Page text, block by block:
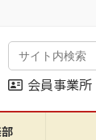
会員事業